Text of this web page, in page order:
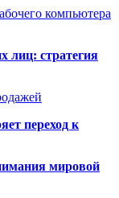
компьютера
лиц: стратегия
переход к
мировой